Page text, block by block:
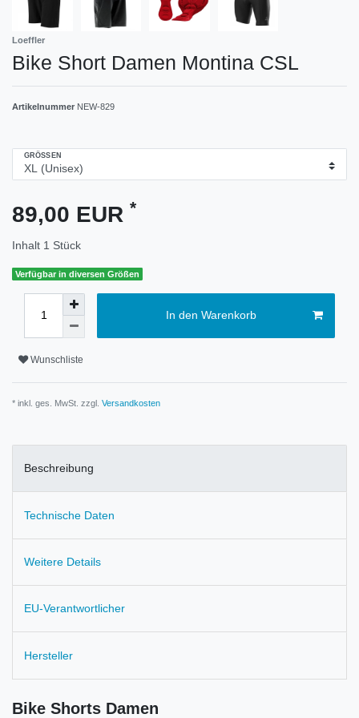
Loeffler
Bike Short Damen Montina CSL
Artikelnummer NEW-829
GRÖSSEN
89,00 EUR *
Inhalt 1 Stück
Verfügbar in diversen Größen
In den Warenkorb
Wunschliste
* inkl. ges. MwSt. zzgl. Versandkosten
Beschreibung
Technische Daten
Weitere Details
EU-Verantwortlicher
Hersteller
Bike Shorts Damen